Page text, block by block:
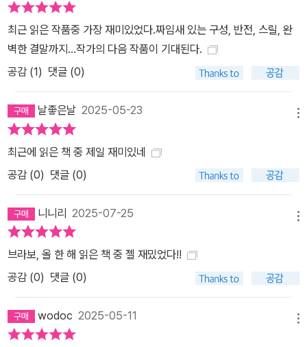
최근 읽은 작품중 가장 재미있었다.짜임새 있는 구성, 반전, 스릴, 완
벽한 결말까지...작가의 다음 작품이 기대된다.
공감 (1) 댓글 (0)
날좋은날 2025-05-23
최근에 읽은 책 중 제일 재미있네
공감 (0) 댓글 (0)
니니리 2025-07-25
브라보, 올 한 해 읽은 책 중 젤 재밌었다!!
공감 (0) 댓글 (0)
wodoc 2025-05-11